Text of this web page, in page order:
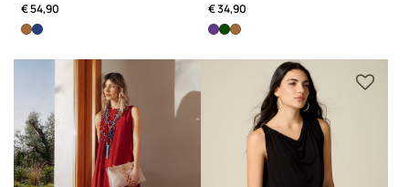
€ 54,90 € 34,90